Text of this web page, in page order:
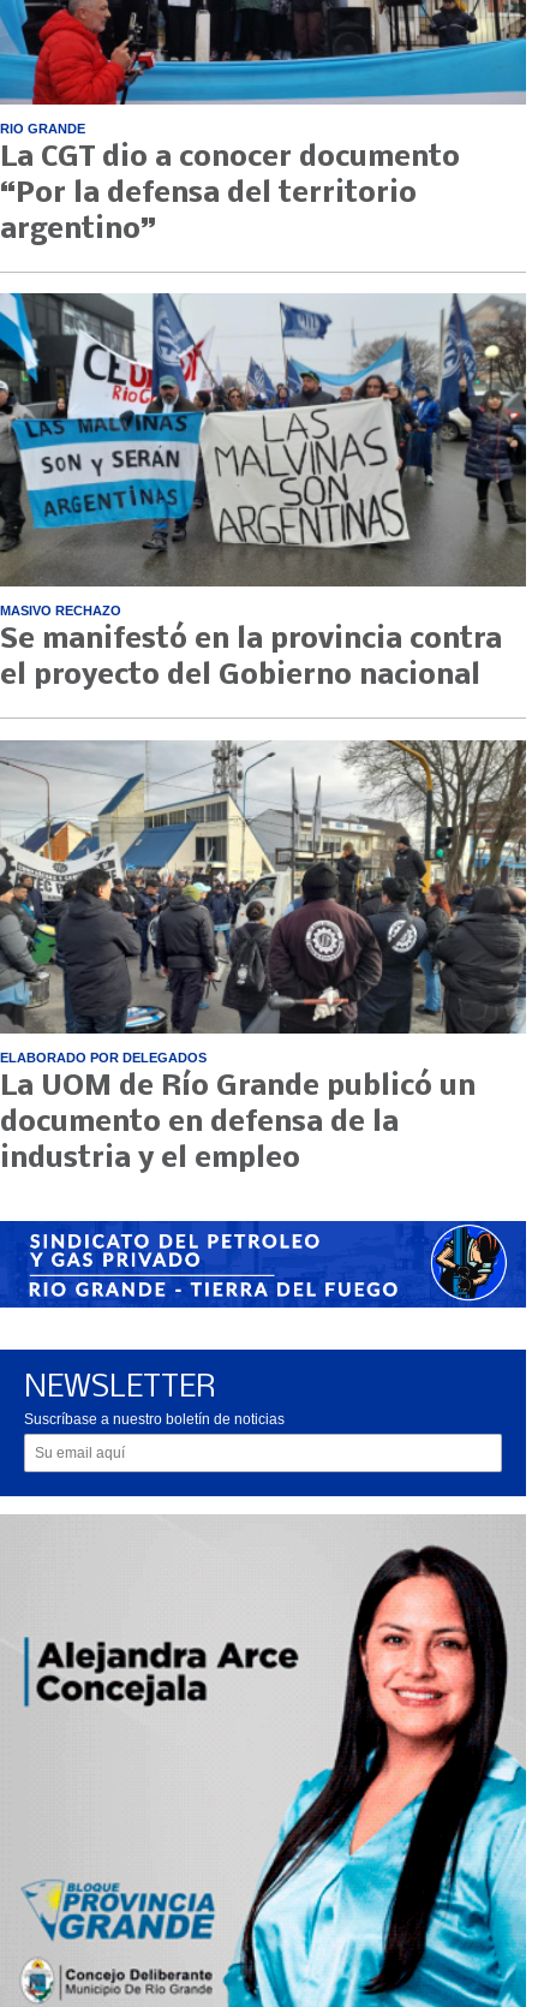
RIO GRANDE
La CGT dio a conocer documento
“Por la defensa del territorio
argentino”
MASIVO RECHAZO
Se manifestó en la provincia contra
el proyecto del Gobierno nacional
ELABORADO POR DELEGADOS
La UOM de Río Grande publicó un
documento en defensa de la
industria y el empleo
NEWSLETTER
Suscríbase a nuestro boletín de noticias